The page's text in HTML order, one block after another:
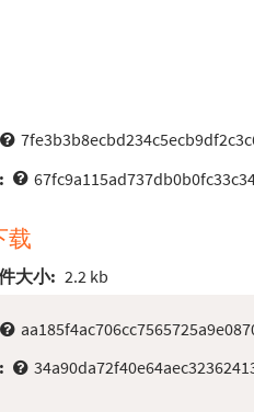
载
大小: 2.2 kb